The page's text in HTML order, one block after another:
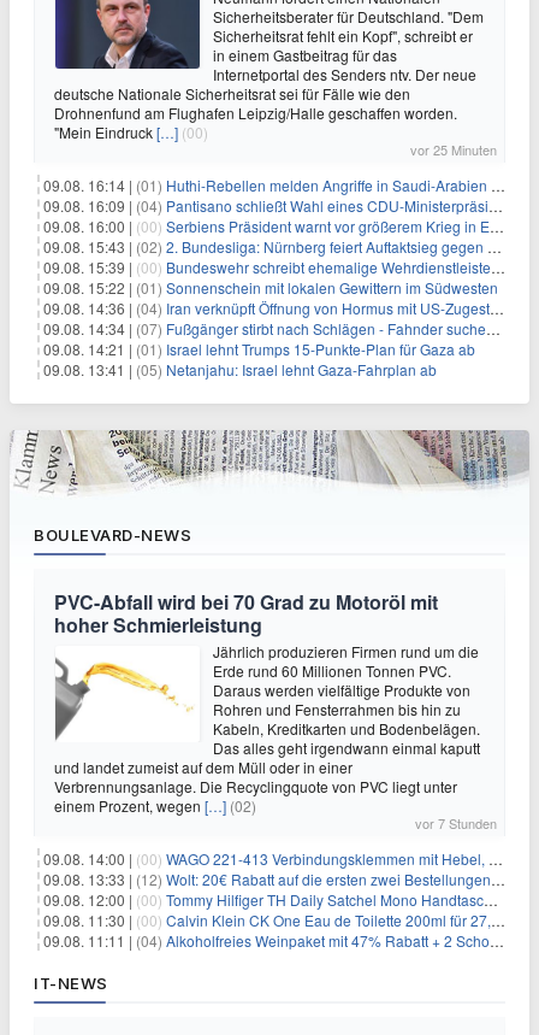
Sicherheitsberater für Deutschland. "Dem
Sicherheitsrat fehlt ein Kopf", schreibt er
in einem Gastbeitrag für das
Internetportal des Senders ntv. Der neue
deutsche Nationale Sicherheitsrat sei für Fälle wie den
Drohnenfund am Flughafen Leipzig/Halle geschaffen worden.
"Mein Eindruck[…] (00)
vor 25 Minuten
09.08. 16:14 | (01) Huthi-Rebellen melden Angriffe in Saudi-Arabien und im Jemen
09.08. 16:09 | (04) Pantisano schließt Wahl eines CDU-Ministerpräsident nicht aus
09.08. 16:00 | (00) Serbiens Präsident warnt vor größerem Krieg in Europa
09.08. 15:43 | (02) 2. Bundesliga: Nürnberg feiert Auftaktsieg gegen Dresden
09.08. 15:39 | (00) Bundeswehr schreibt ehemalige Wehrdienstleistende an
09.08. 15:22 | (01) Sonnenschein mit lokalen Gewittern im Südwesten
09.08. 14:36 | (04) Iran verknüpft Öffnung von Hormus mit US-Zugeständnissen
09.08. 14:34 | (07) Fußgänger stirbt nach Schlägen - Fahnder suchen Autofahrer
09.08. 14:21 | (01) Israel lehnt Trumps 15-Punkte-Plan für Gaza ab
09.08. 13:41 | (05) Netanjahu: Israel lehnt Gaza-Fahrplan ab
BOULEVARD-NEWS
PVC-Abfall wird bei 70 Grad zu Motoröl mit
hoher Schmierleistung
Jährlich produzieren Firmen rund um die
Erde rund 60 Millionen Tonnen PVC.
Daraus werden vielfältige Produkte von
Rohren und Fensterrahmen bis hin zu
Kabeln, Kreditkarten und Bodenbelägen.
Das alles geht irgendwann einmal kaputt
und landet zumeist auf dem Müll oder in einer
Verbrennungsanlage. Die Recyclingquote von PVC liegt unter
einem Prozent, wegen […] (02)
vor 7 Stunden
09.08. 14:00 | (00) WAGO 221-413 Verbindungsklemmen mit Hebel, 50 Stück für 14,99€
09.08. 13:33 | (12) Wolt: 20€ Rabatt auf die ersten zwei Bestellungen für Neukunden
09.08. 12:00 | (00) Tommy Hilfiger TH Daily Satchel Mono Handtasche für 73,97€
09.08. 11:30 | (00) Calvin Klein CK One Eau de Toilette 200ml für 27,99€
09.08. 11:11 | (04) Alkoholfreies Weinpaket mit 47% Rabatt + 2 Schott Zwiesel Gläser GRATIS für 29,99€
IT-NEWS